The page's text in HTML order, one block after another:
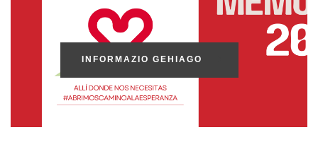
INFORMAZIO GEHIAGO